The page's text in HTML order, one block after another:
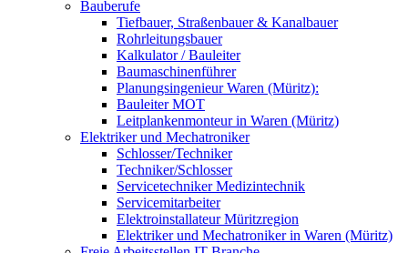
Bauberufe
Tiefbauer, Straßenbauer & Kanalbauer
Rohrleitungsbauer
Kalkulator / Bauleiter
Baumaschinenführer
Planungsingenieur Waren (Müritz):
Bauleiter MOT
Leitplankenmonteur in Waren (Müritz)
Elektriker und Mechatroniker
Schlosser/Techniker
Techniker/Schlosser
Servicetechniker Medizintechnik
Servicemitarbeiter
Elektroinstallateur Müritzregion
Elektriker und Mechatroniker in Waren (Müritz)